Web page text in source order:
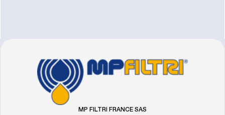
FOOTER
Allez
à
la
page
d'accueil
MP FILTRI FRANCE SAS